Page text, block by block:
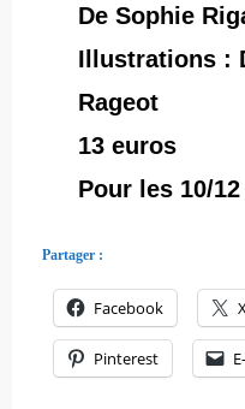
De Sophie
Illustrations :
Rageot
13 euros
Pour les 10/
Partager :
Facebook X
Pinterest